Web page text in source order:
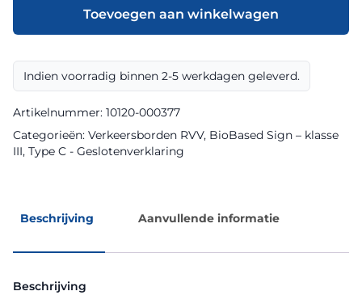
III
Sign
aantal
Toevoegen aan winkelwagen
Indien voorradig binnen 2-5 werkdagen geleverd.
Artikelnummer: 10120-000377
Categorieën: Verkeersborden RVV, BioBased Sign – klasse
III, Type C - Geslotenverklaring
Beschrijving Aanvullende informatie
Beschrijving